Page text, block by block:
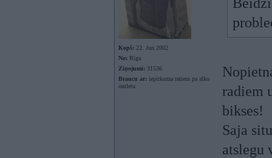
Kopš: 22. Jun 2002
No: Rīga
Ziņojumi: 31536
Braucu ar: iepirkuma ratiem pa alko
outletu
radiem
bikses!
Saja
atslegu